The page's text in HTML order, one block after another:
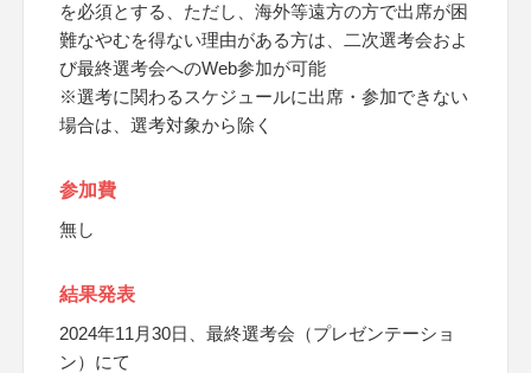
を必須とする、ただし、海外等遠方の方で出席が困
難なやむを得ない理由がある方は、二次選考会およ
び最終選考会へのWeb参加が可能
※選考に関わるスケジュールに出席・参加できない
場合は、選考対象から除く
参加費
無し
結果発表
2024年11月30日、最終選考会（プレゼンテーショ
ン）にて